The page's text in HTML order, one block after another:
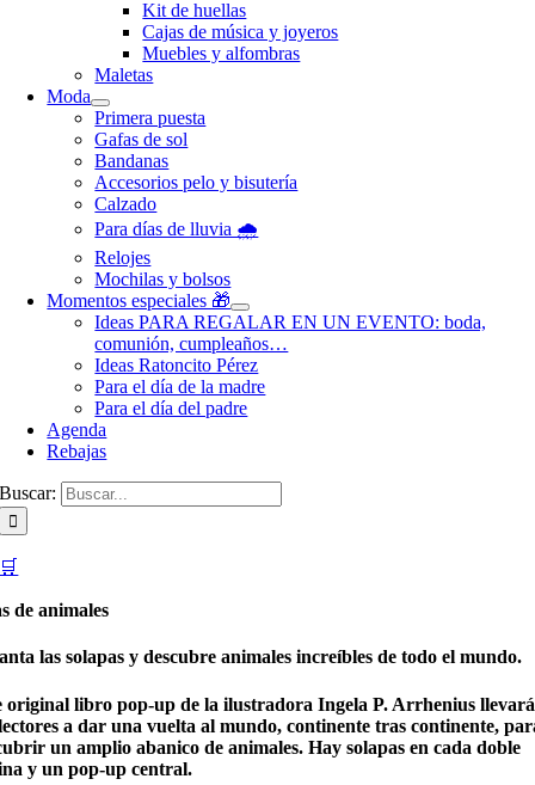
Kit de huellas
Cajas de música y joyeros
Muebles y alfombras
Maletas
Moda
Primera puesta
Gafas de sol
Bandanas
Accesorios pelo y bisutería
Calzado
Para días de lluvia 🌧️
Relojes
Mochilas y bolsos
Momentos especiales 🎁
Ideas PARA REGALAR EN UN EVENTO: boda,
comunión, cumpleaños…
Ideas Ratoncito Pérez
Para el día de la madre
Para el día del padre
Agenda
Rebajas
Buscar:
🛒
de animales
las solapas y descubre animales increíbles de todo el mundo.
original libro pop-up de la ilustradora Ingela P. Arrhenius
a dar una vuelta al mundo, continente tras continente,
un amplio abanico de animales. Hay solapas en cada doble
y un pop-up central.